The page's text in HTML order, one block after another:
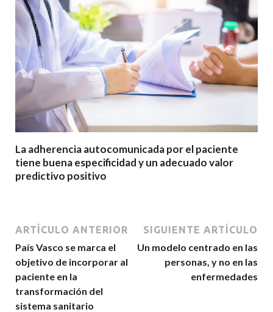
La adherencia autocomunicada por el paciente
tiene buena especificidad y un adecuado valor
predictivo positivo
ARTÍCULO ANTERIOR
País Vasco se marca el
objetivo de incorporar al
paciente en la
transformación del
sistema sanitario
SIGUIENTE ARTÍCULO
Un modelo centrado en las
personas, y no en las
enfermedades